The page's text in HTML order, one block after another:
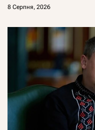
8 Серпня, 2026